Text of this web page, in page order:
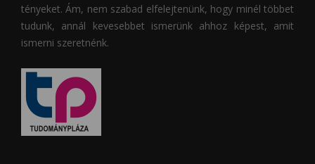
tényeket. Ám, nem szabad elfelejtenünk, hogy minél többet
tudunk, annál kevesebbet ismerünk ahhoz képest, amit
ismerni szeretnénk.